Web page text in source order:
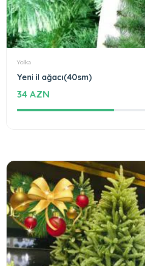
Yolka
Yeni il ağacı(40sm)
34 AZN